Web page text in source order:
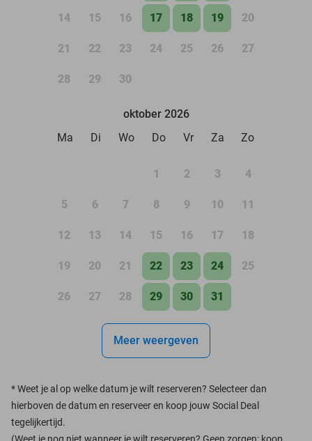
14 15 16 17 18 19 20
21 22 23 24 25 26 27
28 29 30
oktober 2026
Ma
Di Wo Do Vr Za Zo
1 2 3 4
5 6 7 8 9 10 11
12 13 14 15 16 17 18
19 20 21 22 23 24 25
26 27 28 29 30 31
Meer weergeven
*Weet je al op welke datum je wilt reserveren? Selecteer dan
hierboven de datum en reserveer en koop jouw Social Deal
tegelijkertijd.
(Weet je nog niet wanneer je wilt reserveren? Geen zorgen: koop